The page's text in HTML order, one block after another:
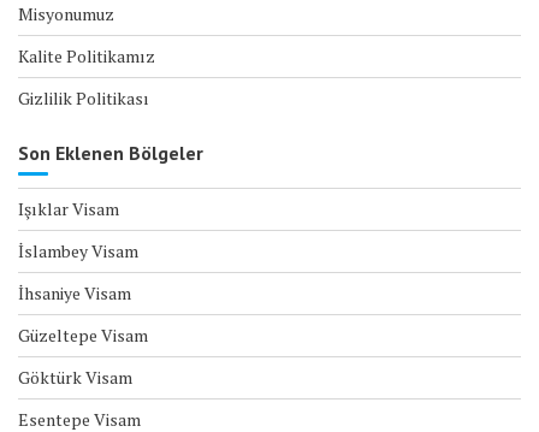
Misyonumuz
Kalite Politikamız
Gizlilik Politikası
Son Eklenen Bölgeler
Işıklar Visam
İslambey Visam
İhsaniye Visam
Güzeltepe Visam
Göktürk Visam
Esentepe Visam